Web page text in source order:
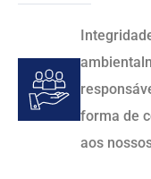
forma de
aos